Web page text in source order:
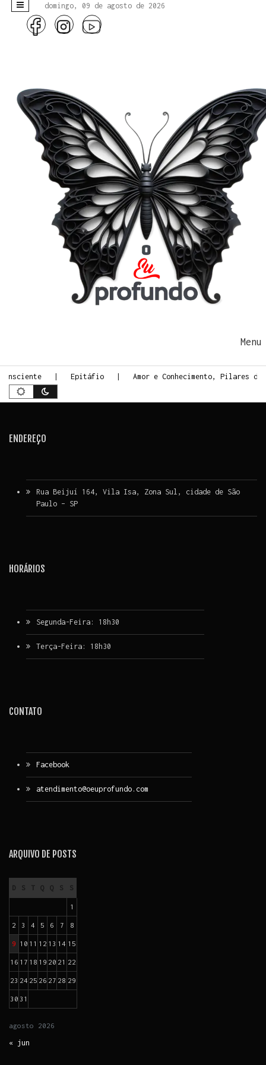
domingo, 09 de agosto de 2026
Epitáfio Amor e Conhecimento, Pilares
ENDEREÇO
Rua Beijuí 164, Vila Isa, Zona Sul, cidade de São
Paulo – SP
HORÁRIOS
Segunda-Feira: 18h30
Terça-Feira: 18h30
CONTATO
Facebook
atendimento@oeuprofundo.com
ARQUIVO DE POSTS
agosto 2026
D S T Q Q S S
1
2 3 4 5 6 7 8
9 10 11 12 13 14 15
16 17 18 19 20 21 22
23 24 25 26 27 28 29
30 31
« jun